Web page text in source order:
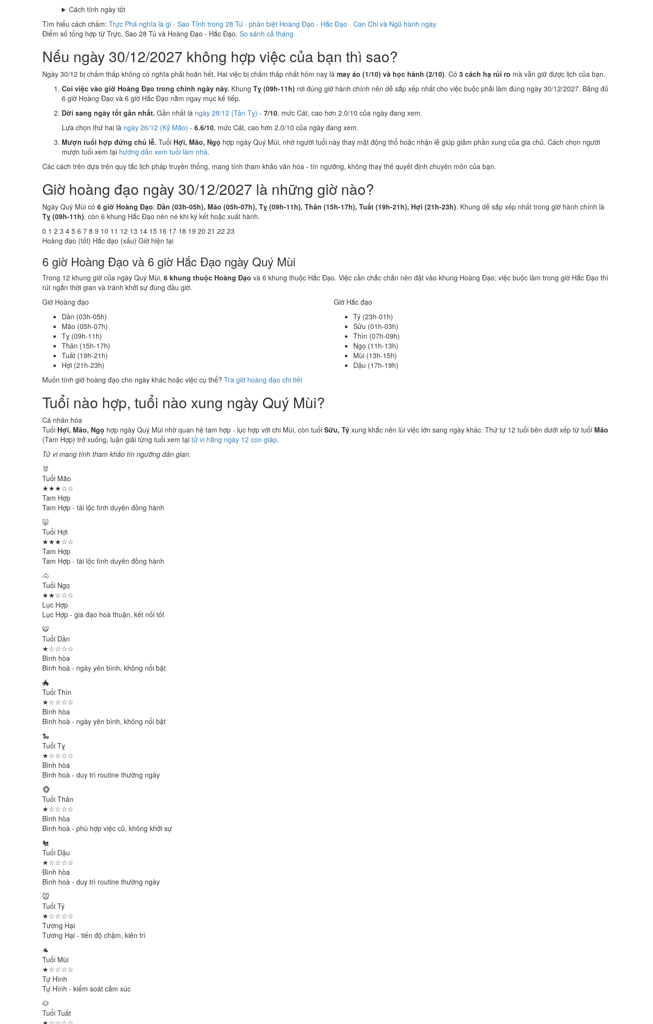
Cách tính ngày tốt
Tìm hiểu cách chấm: Trực Phá nghĩa là gì · Sao Tỉnh trong 28 Tú · phân biệt Hoàng Đạo - Hắc Đạo · Can Chi và Ngũ hành ngày
Điểm số tổng hợp từ Trực, Sao 28 Tú và Hoàng Đạo - Hắc Đạo. So sánh cả tháng
Nếu ngày 30/12/2027 không hợp việc của bạn thì sao?
Ngày 30/12 bị chấm thấp không có nghĩa phải hoãn hết. Hai việc bị chấm thấp nhất hôm nay là may áo (1/10) và học hành (2/10). Có 3 cách hạ rủi ro mà vẫn giữ được lịch của bạn.
Coi việc vào giờ Hoàng Đạo trong chính ngày này. Khung Tỵ (09h-11h) rơi đúng giờ hành chính nên dễ sắp xếp nhất cho việc buộc phải làm đúng ngày 30/12/2027. Bảng đủ
6 giờ Hoàng Đạo và 6 giờ Hắc Đạo nằm ngay mục kế tiếp.
Dời sang ngày tốt gần nhất. Gần nhất là ngày 28/12 (Tân Tỵ) - 7/10, mức Cát, cao hơn 2.0/10 của ngày đang xem.
Lựa chọn thứ hai là ngày 26/12 (Kỷ Mão) - 6.6/10, mức Cát, cao hơn 2.0/10 của ngày đang xem.
Mượn tuổi hợp đứng chủ lễ. Tuổi Hợi, Mão, Ngọ hợp ngày Quý Mùi, nhờ người tuổi này thay mặt động thổ hoặc nhận lễ giúp giảm phần xung của gia chủ. Cách chọn người
mượn tuổi xem tại hướng dẫn xem tuổi làm nhà.
Các cách trên dựa trên quy tắc lịch pháp truyền thống, mang tính tham khảo văn hóa - tín ngưỡng, không thay thế quyết định chuyên môn của bạn.
Giờ hoàng đạo ngày 30/12/2027 là những giờ nào?
Ngày Quý Mùi có 6 giờ Hoàng Đạo: Dần (03h-05h), Mão (05h-07h), Tỵ (09h-11h), Thân (15h-17h), Tuất (19h-21h), Hợi (21h-23h). Khung dễ sắp xếp nhất trong giờ hành chính là
Tỵ (09h-11h), còn 6 khung Hắc Đạo nên né khi ký kết hoặc xuất hành.
0 1 2 3 4 5 6 7 8 9 10 11 12 13 14 15 16 17 18 19 20 21 22 23
Hoàng đạo (tốt) Hắc đạo (xấu) Giờ hiện tại
6 giờ Hoàng Đạo và 6 giờ Hắc Đạo ngày Quý Mùi
Trong 12 khung giờ của ngày Quý Mùi, 6 khung thuộc Hoàng Đạo và 6 khung thuộc Hắc Đạo. Việc cần chắc chắn nên đặt vào khung Hoàng Đạo; việc buộc làm trong giờ Hắc Đạo thì
rút ngắn thời gian và tránh khởi sự đúng đầu giờ.
Giờ Hoàng đạo
Dần (03h-05h)
Mão (05h-07h)
Tỵ (09h-11h)
Thân (15h-17h)
Tuất (19h-21h)
Hợi (21h-23h)
Giờ Hắc đạo
Tý (23h-01h)
Sửu (01h-03h)
Thìn (07h-09h)
Ngọ (11h-13h)
Mùi (13h-15h)
Dậu (17h-19h)
Muốn tính giờ hoàng đạo cho ngày khác hoặc việc cụ thể? Tra giờ hoàng đạo chi tiết
Tuổi nào hợp, tuổi nào xung ngày Quý Mùi?
Cá nhân hóa
Tuổi Hợi, Mão, Ngọ hợp ngày Quý Mùi nhờ quan hệ tam hợp - lục hợp với chi Mùi, còn tuổi Sửu, Tý xung khắc nên lùi việc lớn sang ngày khác. Thứ tự 12 tuổi bên dưới xếp từ tuổi Mão
(Tam Hợp) trở xuống, luận giải từng tuổi xem tại tử vi hằng ngày 12 con giáp.
Tử vi mang tính tham khảo tín ngưỡng dân gian.
🐰
Tuổi Mão
★★★☆☆
Tam Hợp
Tam Hợp - tài lộc tình duyên đồng hành
🐷
Tuổi Hợi
★★★☆☆
Tam Hợp
Tam Hợp - tài lộc tình duyên đồng hành
🐴
Tuổi Ngọ
★★☆☆☆
Lục Hợp
Lục Hợp - gia đạo hoà thuận, kết nối tốt
🐯
Tuổi Dần
★☆☆☆☆
Bình hòa
Bình hoà - ngày yên bình, không nổi bật
🐲
Tuổi Thìn
★☆☆☆☆
Bình hòa
Bình hoà - ngày yên bình, không nổi bật
🐍
Tuổi Tỵ
★☆☆☆☆
Bình hòa
Bình hoà - duy trì routine thường ngày
🐵
Tuổi Thân
★☆☆☆☆
Bình hòa
Bình hoà - phù hợp việc cũ, không khởi sự
🐔
Tuổi Dậu
★☆☆☆☆
Bình hòa
Bình hoà - duy trì routine thường ngày
🐭
Tuổi Tý
★☆☆☆☆
Tương Hại
Tương Hại - tiến độ chậm, kiên trì
🐐
Tuổi Mùi
★☆☆☆☆
Tự Hình
Tự Hình - kiểm soát cảm xúc
🐶
Tuổi Tuất